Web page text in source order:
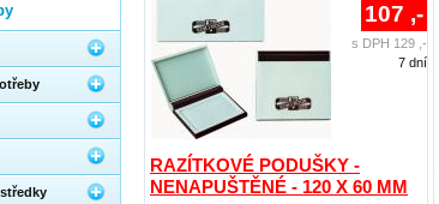
RAZÍTKOVÉ PODUŠKY -
NENAPUŠTĚNÉ - 120 X 60 MM
107 ,-
s DPH 129 ,-
7 dní